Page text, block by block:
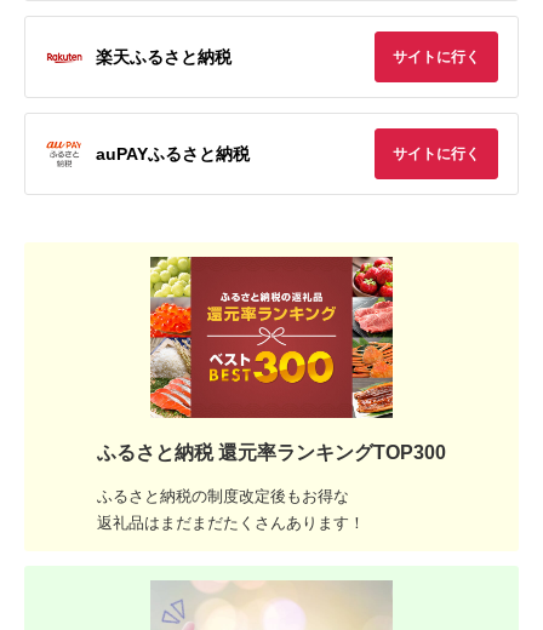
楽天ふるさと納税 サイトに行く
auPAYふるさと納税 サイトに行く
ふるさと納税 還元率ランキングTOP300
ふるさと納税の制度改定後もお得な
返礼品はまだまだたくさんあります！